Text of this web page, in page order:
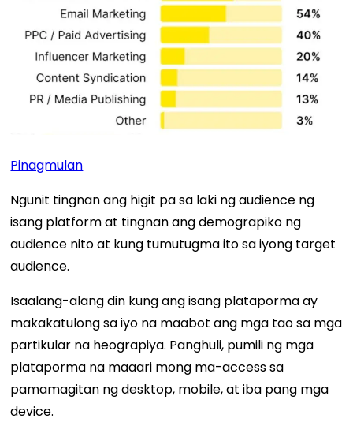
Pinagmulan
Ngunit tingnan ang higit pa sa laki ng audience ng
isang platform at tingnan ang demograpiko ng
audience nito at kung tumutugma ito sa iyong target
audience.
Isaalang-alang din kung ang isang plataporma ay
makakatulong sa iyo na maabot ang mga tao sa mga
partikular na heograpiya. Panghuli, pumili ng mga
plataporma na maaari mong ma-access sa
pamamagitan ng desktop, mobile, at iba pang mga
device.